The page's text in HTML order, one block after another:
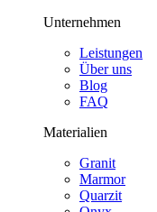
Unternehmen
Leistungen
Über uns
Blog
FAQ
Materialien
Granit
Marmor
Quarzit